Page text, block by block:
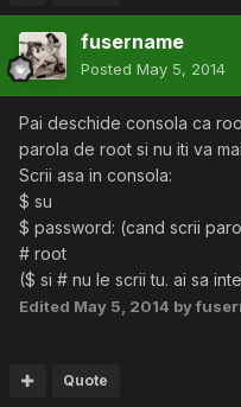
fusername
Posted May 5, 2014
Pai deschide consola ca
parola de root si nu iti va
Scrii asa in consola:
$ su
$ password: (cand scrii
# root
($ si # nu le scrii tu. ai sa
Edited May 5, 2014 by
Quote